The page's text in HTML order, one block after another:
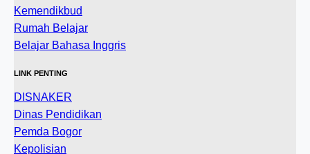
Kemendikbud
Rumah Belajar
Belajar Bahasa Inggris
LINK PENTING
DISNAKER
Dinas Pendidikan
Pemda Bogor
Kepolisian